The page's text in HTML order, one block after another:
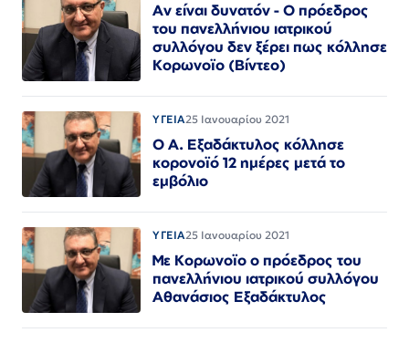
Αν είναι δυνατόν - Ο πρόεδρος
του πανελλήνιου ιατρικού
συλλόγου δεν ξέρει πως κόλλησε
Κορωνοϊο (Βίντεο)
ΥΓΕΙΑ25 Ιανουαρίου 2021
Ο Α. Εξαδάκτυλος κόλλησε
κορονοϊό 12 ημέρες μετά το
εμβόλιο
ΥΓΕΙΑ25 Ιανουαρίου 2021
Με Κορωνοϊο ο πρόεδρος του
πανελλήνιου ιατρικού συλλόγου
Αθανάσιος Εξαδάκτυλος